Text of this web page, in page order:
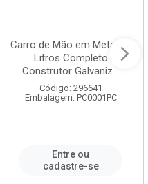
Carro de Mão em Metal 60
Litros Completo
Construtor Galvaniz...
Código: 296641
Embalagem: PC0001PC
Entre ou
cadastre-se